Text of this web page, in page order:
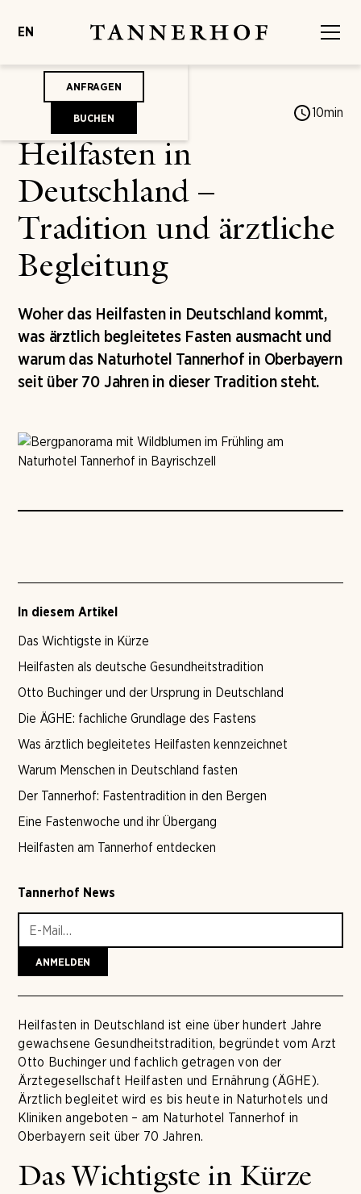
EN
ANFRAGEN
BUCHEN
Jonas von Mengershausen 10min
Heilfasten in
Deutschland –
Tradition und ärztliche
Begleitung
Woher das Heilfasten in Deutschland kommt,
was ärztlich begleitetes Fasten ausmacht und
warum das Naturhotel Tannerhof in Oberbayern
seit über 70 Jahren in dieser Tradition steht.
In diesem Artikel
Das Wichtigste in Kürze
Heilfasten als deutsche Gesundheitstradition
Otto Buchinger und der Ursprung in Deutschland
Die ÄGHE: fachliche Grundlage des Fastens
Was ärztlich begleitetes Heilfasten kennzeichnet
Warum Menschen in Deutschland fasten
Der Tannerhof: Fastentradition in den Bergen
Eine Fastenwoche und ihr Übergang
Heilfasten am Tannerhof entdecken
Tannerhof News
Heilfasten in Deutschland ist eine über hundert Jahre
gewachsene Gesundheitstradition, begründet vom Arzt
Otto Buchinger und fachlich getragen von der
Ärztegesellschaft Heilfasten und Ernährung (ÄGHE).
Ärztlich begleitet wird es bis heute in Naturhotels und
Kliniken angeboten – am Naturhotel Tannerhof in
Oberbayern seit über 70 Jahren.
Das Wichtigste in Kürze